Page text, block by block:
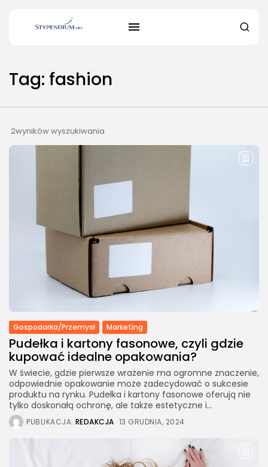
Tag: fashion
2wyników wyszukiwania
Gospodarka/Przemysł Marketing
Pudełka i kartony fasonowe, czyli gdzie
kupować idealne opakowania?
W świecie, gdzie pierwsze wrażenie ma ogromne znaczenie,
odpowiednie opakowanie może zadecydować o sukcesie
produktu na rynku. Pudełka i kartony fasonowe oferują nie
tylko doskonałą ochronę, ale także estetyczne i...
PUBLIKACJA: REDAKCJA 13 GRUDNIA, 2024